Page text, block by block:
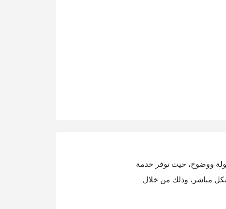
ووضوح، حيث توفر خدمة
مباشر، وذلك من خلال